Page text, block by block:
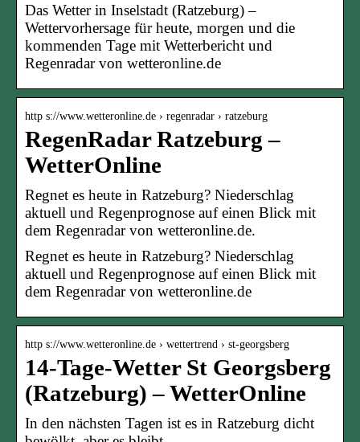
Das Wetter in Inselstadt (Ratzeburg) –
Wettervorhersage für heute, morgen und die
kommenden Tage mit Wetterbericht und
Regenradar von wetteronline.de
http s://www.wetteronline.de › regenradar › ratzeburg
RegenRadar Ratzeburg –
WetterOnline
Regnet es heute in Ratzeburg? Niederschlag
aktuell und Regenprognose auf einen Blick mit
dem Regenradar von wetteronline.de.
Regnet es heute in Ratzeburg? Niederschlag
aktuell und Regenprognose auf einen Blick mit
dem Regenradar von wetteronline.de
http s://www.wetteronline.de › wettertrend › st-georgsberg
14-Tage-Wetter St Georgsberg
(Ratzeburg) – WetterOnline
In den nächsten Tagen ist es in Ratzeburg dicht